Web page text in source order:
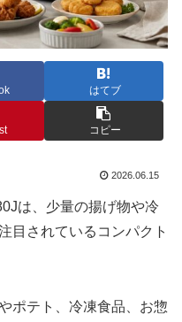
はてブ
コピー
2026.06.15
は、少量の揚げ物や冷
目されているコンパクト
ポテト、冷凍食品、お惣